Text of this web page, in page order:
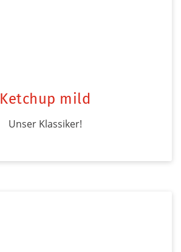
Ketchup mild
Unser Klassiker!